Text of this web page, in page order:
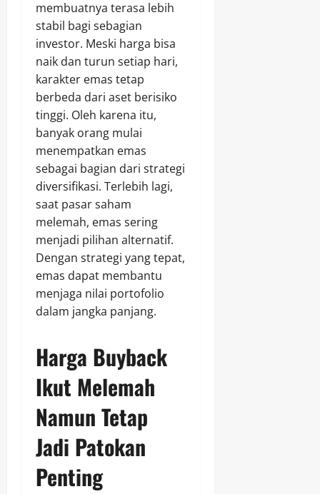
membuatnya terasa lebih
stabil bagi sebagian
investor. Meski harga bisa
naik dan turun setiap hari,
karakter emas tetap
berbeda dari aset berisiko
tinggi. Oleh karena itu,
banyak orang mulai
menempatkan emas
sebagai bagian dari strategi
diversifikasi. Terlebih lagi,
saat pasar saham
melemah, emas sering
menjadi pilihan alternatif.
Dengan strategi yang tepat,
emas dapat membantu
menjaga nilai portofolio
dalam jangka panjang.
Harga Buyback
Ikut Melemah
Namun Tetap
Jadi Patokan
Penting